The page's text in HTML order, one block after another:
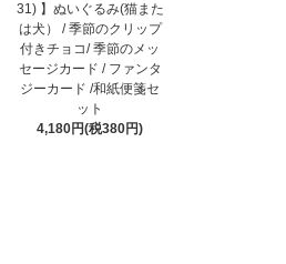
31) 】ぬいぐるみ(猫また
は犬） / 季節のクリップ
付きチョコ/ 季節のメッ
セージカード / ファンタ
ジーカード /和紙便箋セ
ット
4,180円(税380円)